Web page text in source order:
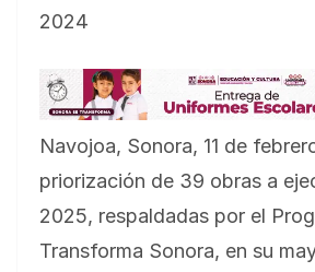
2024
Navojoa, Sonora, 11 de
priorización de 39 obras a
2025, respaldadas por el
Transforma Sonora, en su